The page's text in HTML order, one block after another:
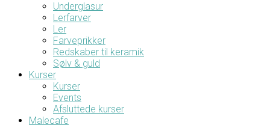
Underglasur
Lerfarver
Ler
Farveprikker
Redskaber til keramik
Sølv & guld
Kurser
Kurser
Events
Afsluttede kurser
Malecafe